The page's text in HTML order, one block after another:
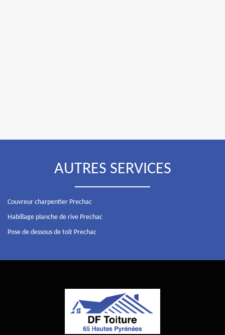
AUTRES SERVICES
Couvreur charpentier Prechac
Habillage planche de rive Prechac
Pose de dessous de toit Prechac